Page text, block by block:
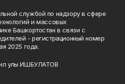
службой по надзору в сфере
и массовых
Башкортостан в связи с
- регистрационный номер
2025 года.
улы ИШБУЛАТОВ